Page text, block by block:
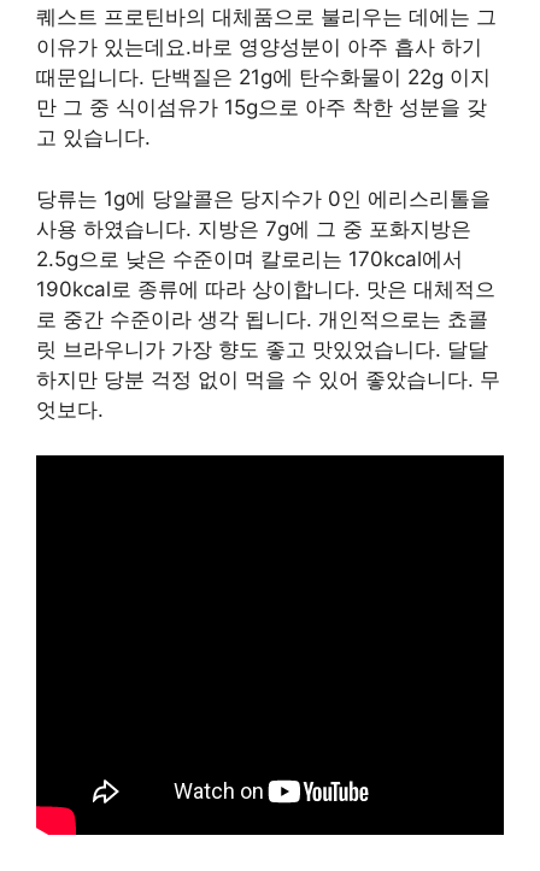
퀘스트 프로틴바의 대체품으로 불리우는 데에는 그
이유가 있는데요.바로 영양성분이 아주 흡사 하기
때문입니다. 단백질은 21g에 탄수화물이 22g 이지
만 그 중 식이섬유가 15g으로 아주 착한 성분을 갖
고 있습니다.
당류는 1g에 당알콜은 당지수가 0인 에리스리톨을
사용 하였습니다. 지방은 7g에 그 중 포화지방은
2.5g으로 낮은 수준이며 칼로리는 170kcal에서
190kcal로 종류에 따라 상이합니다. 맛은 대체적으
로 중간 수준이라 생각 됩니다. 개인적으로는 쵸콜
릿 브라우니가 가장 향도 좋고 맛있었습니다. 달달
하지만 당분 걱정 없이 먹을 수 있어 좋았습니다. 무
엇보다.